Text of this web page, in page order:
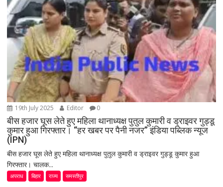
19th July 2025 Editor 0
बीस हजार घूस लेते हुए महिला थानाध्यक्ष पुतुल कुमारी व ड्राइवर गुड्डू
कुमार हुआ गिरफ्तार। “हर खबर पर पैनी नजर” इंडिया पब्लिक न्यूज
(IPN)
बीस हजार घूस लेते हुए महिला थानाध्यक्ष पुतुल कुमारी व ड्राइवर गुड्डू कुमार हुआ
गिरफ्तार। चालक...
अपराध बिहार राज्य समस्तीपुर